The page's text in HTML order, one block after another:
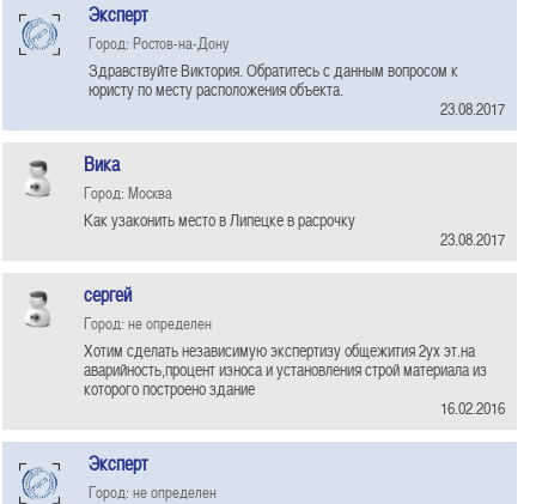
Эксперт
Город: Ростов-на-Дону
Здравствуйте Виктория. Обратитесь с данным вопросом к
юристу по месту расположения объекта.
23.08.2017
Вика
Город: Москва
Как узаконить место в Липецке в расрочку
23.08.2017
сергей
Город: не определен
Хотим сделать независимую экспертизу общежития 2ух эт.на
аварийность,процент износа и установления строй материала из
которого построено здание
16.02.2016
Эксперт
Город: не определен